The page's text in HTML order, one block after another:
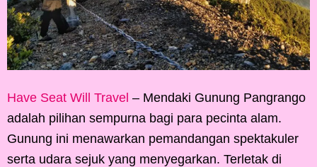
Have Seat Will Travel – Mendaki Gunung Pangrango
adalah pilihan sempurna bagi para pecinta alam.
Gunung ini menawarkan pemandangan spektakuler
serta udara sejuk yang menyegarkan. Terletak di